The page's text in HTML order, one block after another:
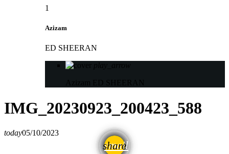
1
Azizam
ED SHEERAN
play_arrow
Azizam
ED SHEERAN
IMG_20230923_200423_588
today05/10/2023
share
email